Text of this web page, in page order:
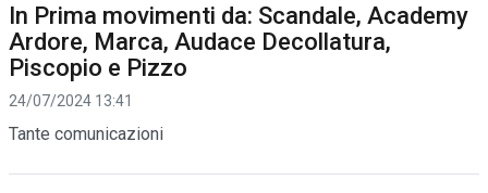
In Prima movimenti da: Scandale, Academy
Ardore, Marca, Audace Decollatura,
Piscopio e Pizzo
24/07/2024 13:41
Tante comunicazioni